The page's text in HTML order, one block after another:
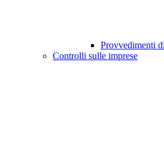
Provvedimenti
Controlli sulle imprese